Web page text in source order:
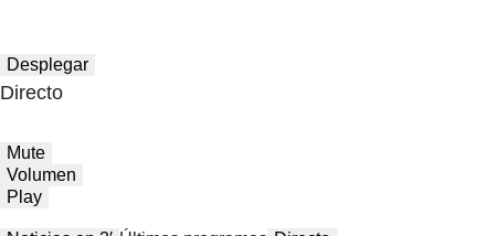
Desplegar
Directo
Mute
Volumen
Play